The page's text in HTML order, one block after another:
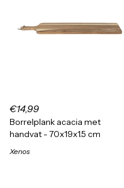
€14,99
Borrelplank acacia met
handvat - 70x19x1.5 cm
Xenos